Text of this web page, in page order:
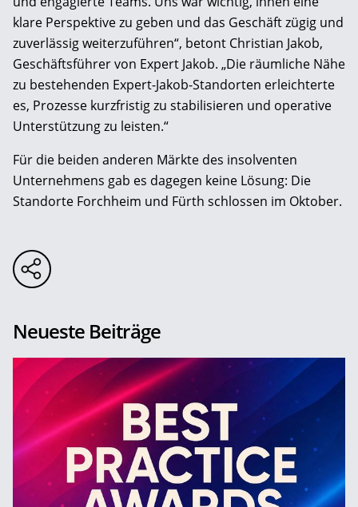
klare Perspektive zu geben und das Geschäft zügig und
zuverlässig weiterzuführen“, betont Christian Jakob,
Geschäftsführer von Expert Jakob. „Die räumliche Nähe
zu bestehenden Expert-Jakob-Standorten erleichterte
es, Prozesse kurzfristig zu stabilisieren und operative
Unterstützung zu leisten.“
Für die beiden anderen Märkte des insolventen
Unternehmens gab es dagegen keine Lösung: Die
Standorte Forchheim und Fürth schlossen im Oktober.
Neueste Beiträge